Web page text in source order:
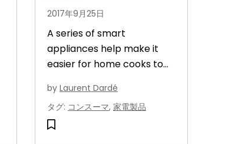
2017年9月25日
A series of smart
appliances help make it
easier for home cooks to
and explore new cuisines.
by Laurent Dardé
タグ: コンスーマ, 家電製品